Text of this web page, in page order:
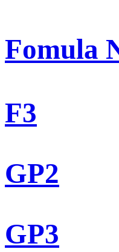
Fomula
F3
GP2
GP3